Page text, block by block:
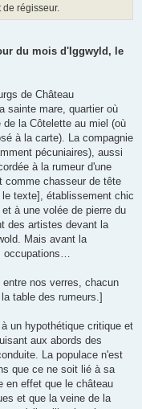
de régisseur.
du mois d'Iggwyld, le
de Château
sainte mare, quartier où
de la Côtelette au miel (où
à la carte). La compagnie
pécuniaires), aussi
à la rumeur d'une
comme chasseur de tête
texte], établissement chic
à une volée de pierre du
des artistes devant la
Mais avant la
occupations…
entre nos verres, chacun
table des rumeurs.]
un hypothétique critique et
aux abords des
La populace n'est
que ce ne soit lié à sa
en effet que le château
et que la veine de la